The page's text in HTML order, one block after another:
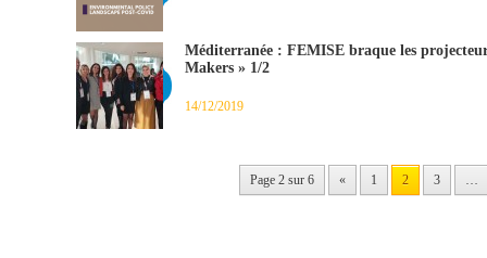
Méditerranée : FEMISE braque les
Makers » 1/2
14/12/2019
Page 2 sur 6 « 1 2 3 …